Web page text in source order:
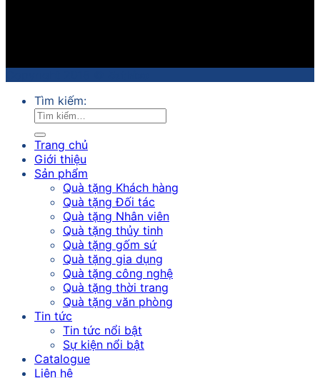
Tìm kiếm:
Trang chủ
Giới thiệu
Sản phẩm
Quà tặng Khách hàng
Quà tặng Đối tác
Quà tặng Nhân viên
Quà tặng thủy tinh
Quà tặng gốm sứ
Quà tặng gia dụng
Quà tặng công nghệ
Quà tặng thời trang
Quà tặng văn phòng
Tin tức
Tin tức nổi bật
Sự kiện nổi bật
Catalogue
Liên hệ